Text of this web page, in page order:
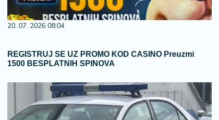
20. 07. 2026 08:04
REGISTRUJ SE UZ PROMO KOD CASINO Preuzmi
1500 BESPLATNIH SPINOVA